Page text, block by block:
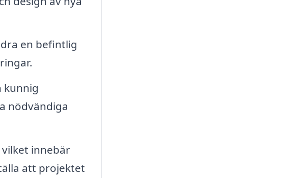
en befintlig
kunnig
nödvändiga
innebär
att projektet